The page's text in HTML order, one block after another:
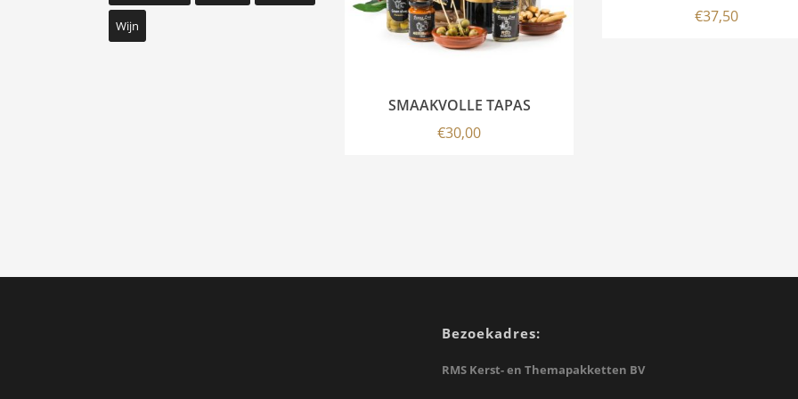
Wijn
SMAAKVOLLE TAPAS
€30,00
€37,50
Bezoekadres:
RMS Kerst- en Themapakketten BV